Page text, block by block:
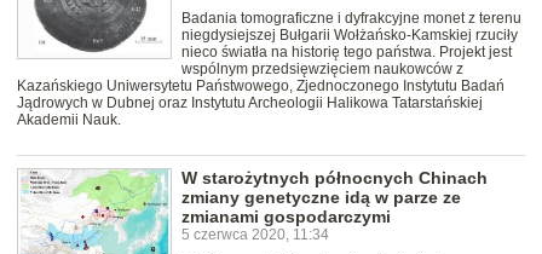
Badania tomograficzne i dyfrakcyjne monet z terenu
niegdysiejszej Bułgarii Wołżańsko-Kamskiej rzuciły
nieco światła na historię tego państwa. Projekt jest
wspólnym przedsięwzięciem naukowców z
Kazańskiego Uniwersytetu Państwowego, Zjednoczonego Instytutu Badań
Jądrowych w Dubnej oraz Instytutu Archeologii Halikowa Tatarstańskiej
Akademii Nauk.
W starożytnych północnych Chinach
zmiany genetyczne idą w parze ze
zmianami gospodarczymi
5 czerwca 2020, 11:34